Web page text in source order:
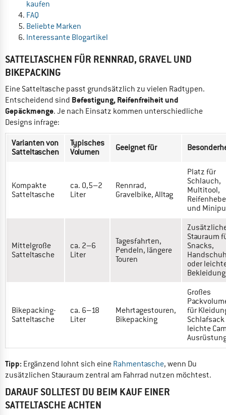
kaufen
FAQ
Beliebte Marken
Interessante Blogartikel
SATTELTASCHEN FÜR RENNRAD, GRAVEL UND
BIKEPACKING
Eine Satteltasche passt grundsätzlich zu vielen Radtypen.
Entscheidend sind Befestigung, Reifenfreiheit und
Gepäckmenge. Je nach Einsatz kommen unterschiedliche
Designs infrage:
Varianten von
Satteltaschen
Typisches
Volumen
Geeignet für
Kompakte
Satteltasche
ca. 0,5–2
Liter
Rennrad,
Gravelbike, Alltag
Platz für
Schlauch,
Multitool,
und
Mittelgroße
Satteltasche
ca. 2–6
Liter
Tagesfahrten,
Pendeln, längere
Touren
Stauraum
Snacks,
oder
Bekleidung
Bikepacking-
Satteltasche
ca. 6–18
Liter
Mehrtagestouren,
Bikepacking
Großes
für
Schlafsack
leichte
Tipp: Ergänzend lohnt sich eine Rahmentasche, wenn Du
zusätzlichen Stauraum zentral am Fahrrad nutzen möchtest.
DARAUF SOLLTEST DU BEIM KAUF EINER
SATTELTASCHE ACHTEN